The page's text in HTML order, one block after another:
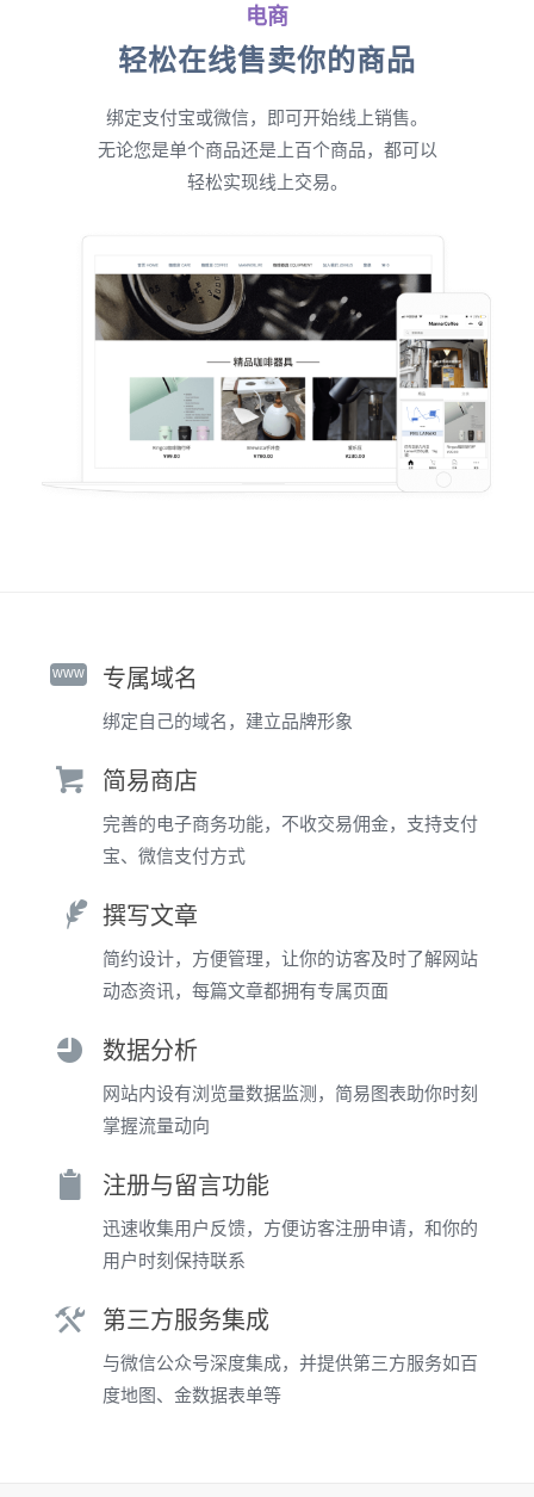
电商
轻松在线售卖你的商品
绑定支付宝或微信，即可开始线上销售。
无论您是单个商品还是上百个商品，都可以
轻松实现线上交易。
www 专属域名
绑定自己的域名，建立品牌形象
简易商店
完善的电子商务功能，不收交易佣金，支持支付
宝、微信支付方式
撰写文章
简约设计，方便管理，让你的访客及时了解网站
动态资讯，每篇文章都拥有专属页面
数据分析
网站内设有浏览量数据监测，简易图表助你时刻
掌握流量动向
注册与留言功能
迅速收集用户反馈，方便访客注册申请，和你的
用户时刻保持联系
第三方服务集成
与微信公众号深度集成，并提供第三方服务如百
度地图、金数据表单等